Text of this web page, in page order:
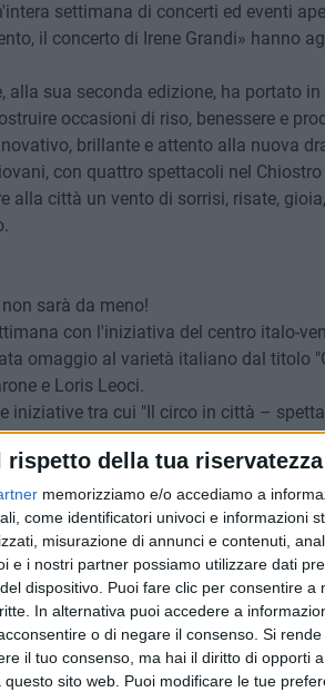
rispetto della tua
memorizziamo e/o accediamo a
come identificatori univoci e informazioni
misurazione di annunci e contenuti,
e i nostri partner possiamo utilizzare dati
dispositivo. Puoi fare clic per consentire
In alternativa puoi accedere a
o di negare il consenso. Si
il tuo consenso, ma hai il diritto di opporti
sito web. Puoi modificare le tue
settimana di concerti ed eventi
il concerto di Irene Grandi» hanno
alla sua seconda edizione, ha portato
occasioni di riso, benessere e
brillante e attento alla nuova
con quattro spettacoli nel
alla città un vento di sorrisi, risate,
sarà da meno!
con l'iniziativa del centro italo-
omaggio al varietà italiano dal titolo
e Loris Leoci.
iniziative tra cui "Il circo in città –
il 21 e il 28 agosto lungo corso
storico" a cura del Teatro delle
Ya Salam alla XIV edizione,
vedranno il chiostro di Palazzo di
bellezza e alla sua eccellente
di colore alla vigilia della festa